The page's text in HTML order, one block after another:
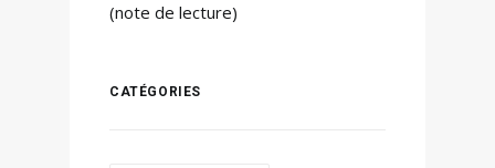
(note de lecture)
CATÉGORIES